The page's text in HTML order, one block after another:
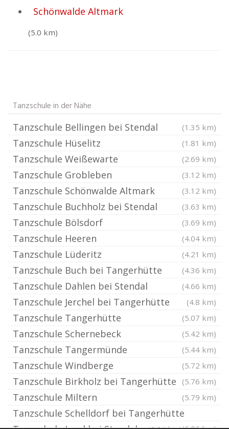
Schönwalde Altmark
(5.0 km)
Tanzschule in der Nähe
Tanzschule Bellingen bei Stendal (1.35 km)
Tanzschule Hüselitz (1.81 km)
Tanzschule Weißewarte (2.69 km)
Tanzschule Grobleben (3.12 km)
Tanzschule Schönwalde Altmark (3.12 km)
Tanzschule Buchholz bei Stendal (3.63 km)
Tanzschule Bölsdorf (3.69 km)
Tanzschule Heeren (4.04 km)
Tanzschule Lüderitz (4.21 km)
Tanzschule Buch bei Tangerhütte (4.36 km)
Tanzschule Dahlen bei Stendal (4.66 km)
Tanzschule Jerchel bei Tangerhütte (4.8 km)
Tanzschule Tangerhütte (5.07 km)
Tanzschule Schernebeck (5.42 km)
Tanzschule Tangermünde (5.44 km)
Tanzschule Windberge (5.72 km)
Tanzschule Birkholz bei Tangerhütte (5.76 km)
Tanzschule Miltern (5.79 km)
Tanzschule Schelldorf bei Tangerhütte